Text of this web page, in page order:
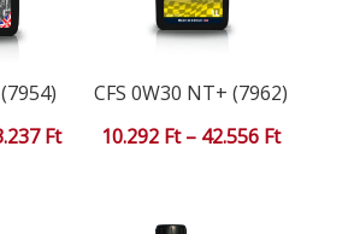
FtÁrtartomány:
CFS 0W30 NT+ (7962)
10.292 Ft – 42.556 Ft